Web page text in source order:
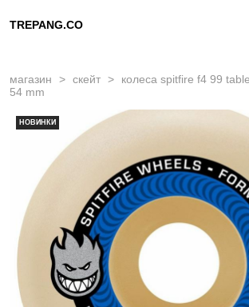
TREPANG.CO
магазин > скейт >
колеса spitfire f4 99
54 mm
НОВИНКИ